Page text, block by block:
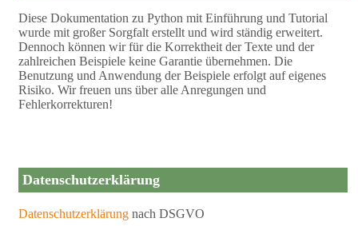
Diese Dokumentation zu Python mit Einführung und Tutorial
wurde mit großer Sorgfalt erstellt und wird ständig erweitert.
Dennoch können wir für die Korrektheit der Texte und der
zahlreichen Beispiele keine Garantie übernehmen. Die
Benutzung und Anwendung der Beispiele erfolgt auf eigenes
Risiko. Wir freuen uns über alle Anregungen und
Fehlerkorrekturen!
Datenschutzerklärung
Datenschutzerklärung nach DSGVO